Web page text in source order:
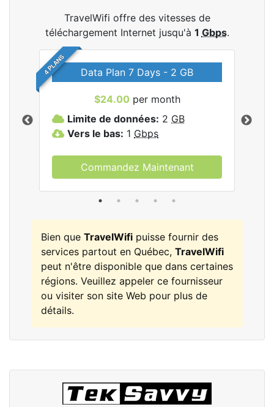
TravelWifi offre des vitesses de
téléchargement Internet jusqu'à 1 Gbps.
4 PLANS Data Plan 7 Days - 2 GB
$24.00 per month
Limite de données: 2 GB
Vers le bas: 1 Gbps
Commandez Maintenant
Bien que TravelWifi puisse fournir des
services partout en Québec, TravelWifi
peut n'être disponible que dans certaines
régions. Veuillez appeler ce fournisseur
ou visiter son site Web pour plus de
détails.